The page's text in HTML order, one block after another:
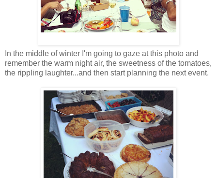
In the middle of winter I'm going to gaze at this photo and
remember the warm night air, the sweetness of the tomatoes,
the rippling laughter...and then start planning the next event.